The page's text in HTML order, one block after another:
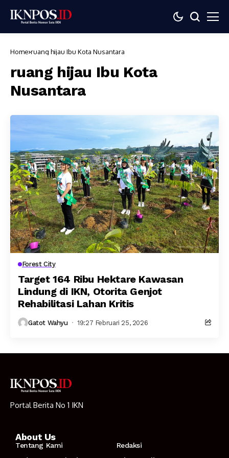
Home ruang hijau Ibu Kota Nusantara
ruang hijau Ibu Kota
Nusantara
Forest City
Target 164 Ribu Hektare Kawasan
Lindung di IKN, Otorita Genjot
Rehabilitasi Lahan Kritis
Gatot Wahyu 19:27 Februari 25, 2026
Portal Berita No 1 IKN
About Us
Tentang Kami
Redaksi